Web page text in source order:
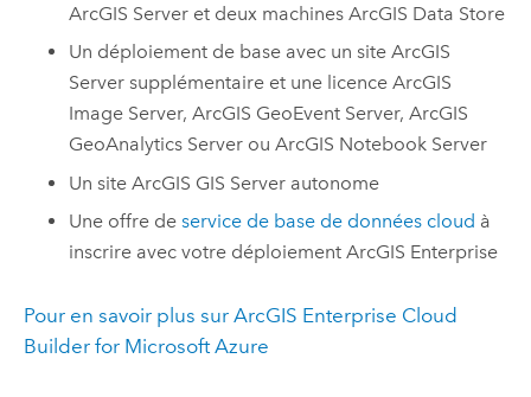
ArcGIS Server et deux machinesArcGIS Data Store
Un déploiement de base avec un siteArcGIS
Server supplémentaire et une licenceArcGIS
Image Server,ArcGIS GeoEvent Server,ArcGIS
GeoAnalytics Server ouArcGIS Notebook Server
Un siteArcGIS GIS Server autonome
Une offre deservice de base de données cloud à
inscrire avec votre déploiementArcGIS Enterprise
Pour en savoir plus sur ArcGIS Enterprise Cloud
Builder for Microsoft Azure